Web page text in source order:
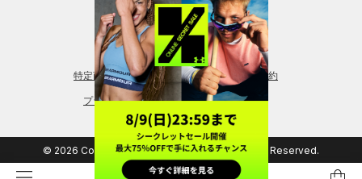
レギンス＆タイツ
特定商取引法に基づく通販の表記 会員規約
プライバシーポリシー
© 2026 Copyright DOME Corporation. All Rights Reserved.